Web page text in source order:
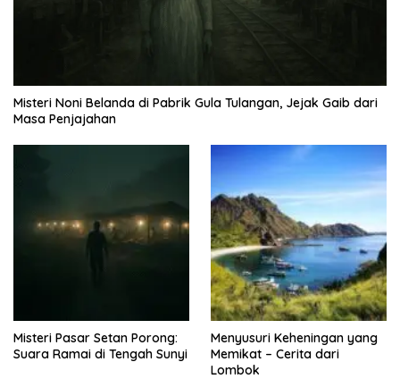
Misteri Noni Belanda di Pabrik Gula Tulangan, Jejak Gaib dari
Masa Penjajahan
Misteri Pasar Setan Porong:
Suara Ramai di Tengah Sunyi
Menyusuri Keheningan yang
Memikat – Cerita dari
Lombok